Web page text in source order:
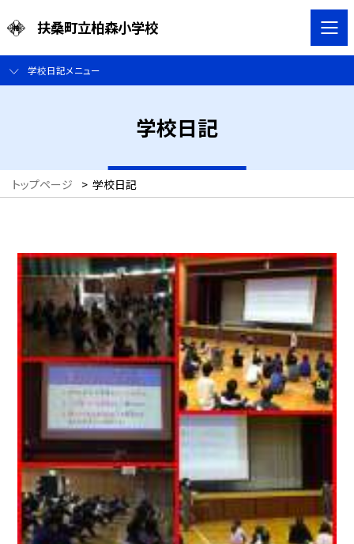
扶桑町立柏森小学校
学校日記メニュー
学校日記
トップページ > 学校日記